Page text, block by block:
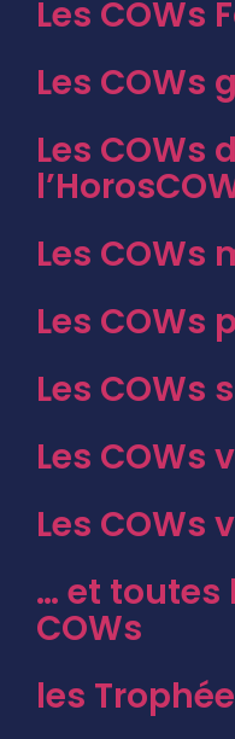
Les COWs
Les COWs
Les COWs
Les COWs
Les COWs
Les COWs
Les COWs
Les COWs
… et toutes
COWs
les